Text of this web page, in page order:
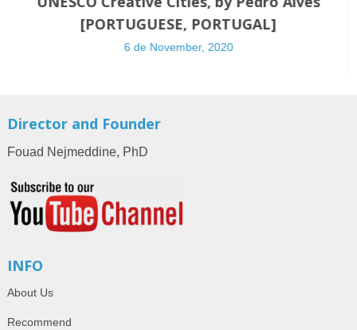
[PORTUGUESE, PORTUGAL]
6 de November, 2020
Director and Founder
Fouad Nejmeddine, PhD
INFO
About Us
Recommend